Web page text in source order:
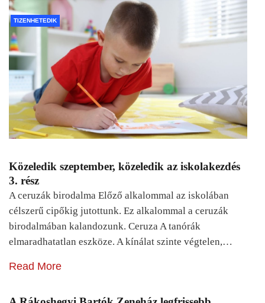
TIZENHETEDIK
Közeledik szeptember, közeledik az iskolakezdés
3. rész
A ceruzák birodalma Előző alkalommal az iskolában
célszerű cipőkig jutottunk. Ez alkalommal a ceruzák
birodalmában kalandozunk. Ceruza A tanórák
elmaradhatatlan eszköze. A kínálat szinte végtelen,…
Read More